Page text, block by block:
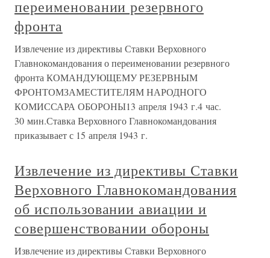
переименовании резервного
фронта
Извлечение из директивы Ставки Верховного
Главнокомандования о переименовании резервного
фронта КОМАНДУЮЩЕМУ РЕЗЕРВНЫМ
ФРОНТОМЗАМЕСТИТЕЛЯМ НАРОДНОГО
КОМИССАРА ОБОРОНЫ13 апреля 1943 г.4 час.
30 мин.Ставка Верховного Главнокомандования
приказывает с 15 апреля 1943 г.
Извлечение из директивы Ставки
Верховного Главнокомандования
об использовании авиации и
совершенствовании обороны
Извлечение из директивы Ставки Верховного